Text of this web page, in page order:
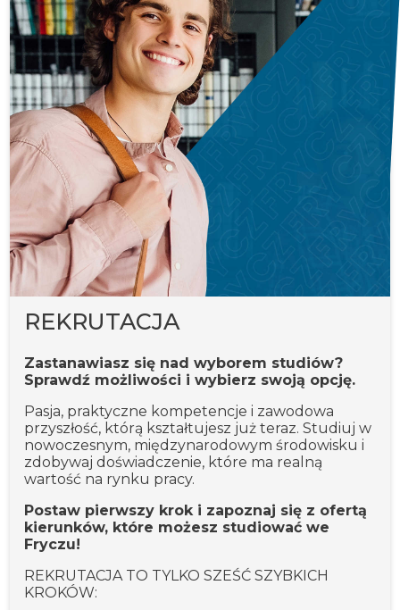
REKRUTACJA
Zastanawiasz się nad wyborem studiów?
Sprawdź możliwości i wybierz swoją opcję.
Pasja, praktyczne kompetencje i zawodowa
przyszłość, którą kształtujesz już teraz. Studiuj w
nowoczesnym, międzynarodowym środowisku i
zdobywaj doświadczenie, które ma realną
wartość na rynku pracy.
Postaw pierwszy krok i zapoznaj się z ofertą
kierunków, które możesz studiować we
Fryczu!
REKRUTACJA TO TYLKO SZEŚĆ SZYBKICH
KROKÓW: